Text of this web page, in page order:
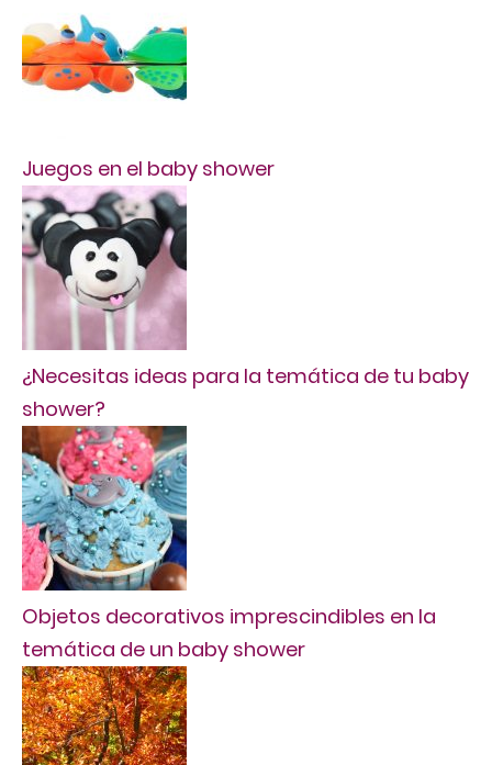
Juegos en el baby shower
¿Necesitas ideas para la temática de tu baby
shower?
Objetos decorativos imprescindibles en la
temática de un baby shower